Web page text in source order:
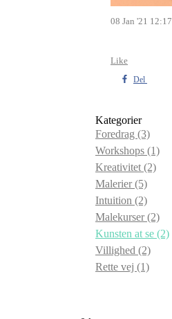
08 Jan '21 12:17
Like
Del
Kategorier
Foredrag (3)
Workshops (1)
Kreativitet (2)
Malerier(5)
Intuition (2)
Malekurser(2)
Kunsten at se (2)
Villighed (2)
Rette vej (1)